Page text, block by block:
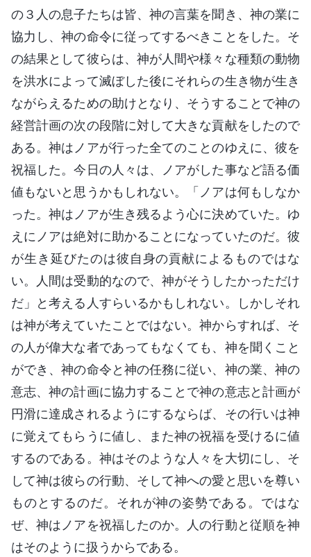
の３人の息子たちは皆、神の言葉を聞き、神の業に
協力し、神の命令に従ってするべきことをした。そ
の結果として彼らは、神が人間や様々な種類の動物
を洪水によって滅ぼした後にそれらの生き物が生き
ながらえるための助けとなり、そうすることで神の
経営計画の次の段階に対して大きな貢献をしたので
ある。神はノアが行った全てのことのゆえに、彼を
祝福した。今日の人々は、ノアがした事など語る価
値もないと思うかもしれない。「ノアは何もしなか
った。神はノアが生き残るよう心に決めていた。ゆ
えにノアは絶対に助かることになっていたのだ。彼
が生き延びたのは彼自身の貢献によるものではな
い。人間は受動的なので、神がそうしたかっただけ
だ」と考える人すらいるかもしれない。しかしそれ
は神が考えていたことではない。神からすれば、そ
の人が偉大な者であってもなくても、神を聞くこと
ができ、神の命令と神の任務に従い、神の業、神の
意志、神の計画に協力することで神の意志と計画が
円滑に達成されるようにするならば、その行いは神
に覚えてもらうに値し、また神の祝福を受けるに値
するのである。神はそのような人々を大切にし、そ
して神は彼らの行動、そして神への愛と思いを尊い
ものとするのだ。それが神の姿勢である。ではな
ぜ、神はノアを祝福したのか。人の行動と従順を神
はそのように扱うからである。